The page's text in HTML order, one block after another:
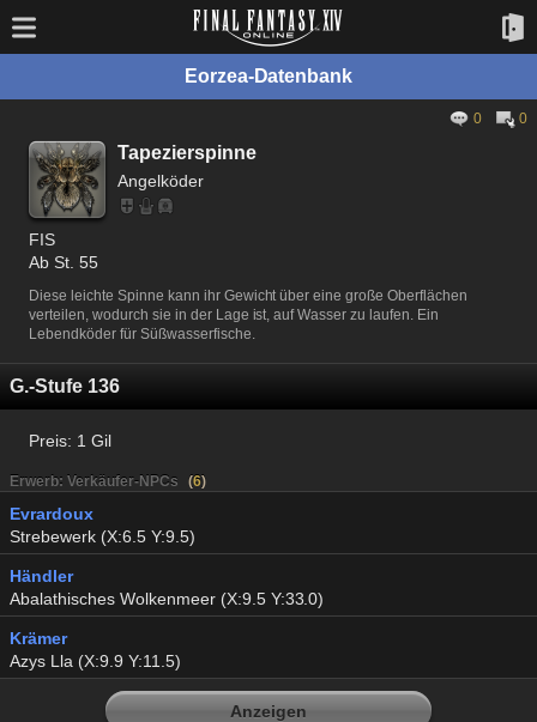
Eorzea-Datenbank
0 0
Tapezierspinne
Angelköder
FIS
Ab St. 55
Diese leichte Spinne kann ihr Gewicht über eine große Oberflächen
verteilen, wodurch sie in der Lage ist, auf Wasser zu laufen. Ein
Lebendköder für Süßwasserfische.
G.-Stufe 136
Preis: 1 Gil
Erwerb: Verkäufer-NPCs (6)
Evrardoux
Strebewerk (X:6.5 Y:9.5)
Händler
Abalathisches Wolkenmeer (X:9.5 Y:33.0)
Krämer
Azys Lla (X:9.9 Y:11.5)
Anzeigen